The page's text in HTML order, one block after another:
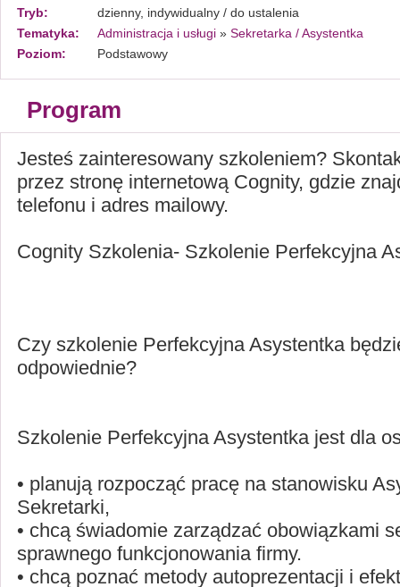
Tryb:
dzienny, indywidualny / do ustalenia
Tematyka:
Administracja i usługi » Sekretarka / Asystentka
Poziom:
Podstawowy
Program
Jesteś zainteresowany szkoleniem?
przez stronę internetową Cognity, gdzie
telefonu i adres mailowy.
Cognity Szkolenia- Szkolenie Perfekcyjna
Czy szkolenie Perfekcyjna Asystentka
odpowiednie?
Szkolenie Perfekcyjna Asystentka jest dla
• planują rozpocząć pracę na stanowisku
Sekretarki,
• chcą świadomie zarządzać obowiązkami
sprawnego funkcjonowania firmy.
• chcą poznać metody autoprezentacji i